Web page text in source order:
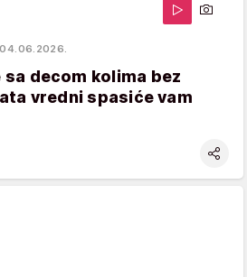
04.06.2026.
decom kolima bez
vredni spasiće vam